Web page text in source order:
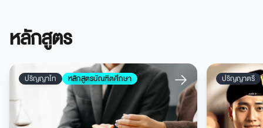
หลักสูตร
ปริญญาโท หลักสูตรบัณฑิตศึกษา ปริญญาตรี